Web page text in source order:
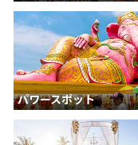
パワースポット